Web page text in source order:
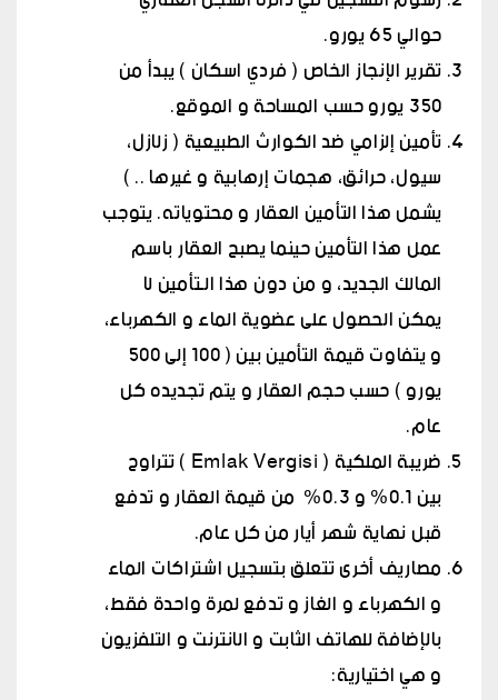
حوالي 65 يورو.
تقرير الإنجاز الخاص ( فردي اسكان ) يبدأ من
350 يورو حسب المساحة و الموقع.
تأمين إلزامي ضد الكوارث الطبيعية ( زلازل،
سيول، حرائق، هجمات إرهابية و غيرها .. )
يشمل هذا التأمين العقار و محتوياته. يتوجب
عمل هذا التأمين حينما يصبح العقار باسم
المالك الجديد، و من دون هذا الـتأمين لا
يمكن الحصول على عضوية الماء و الكهرباء،
و يتفاوت قيمة التأمين بين ( 100 إلى 500
يورو ) حسب حجم العقار و يتم تجديده كل
عام.
ضريبة الملكية ( Emlak Vergisi ) تتراوح
بين 0.1% و 0.3% من قيمة العقار و تدفع
قبل نهاية شهر أيار من كل عام.
مصاريف أخرى تتعلق بتسجيل اشتراكات الماء
و الكهرباء و الغاز و تدفع لمرة واحدة فقط،
بالإضافة للهاتف الثابت و الانترنت و التلفزيون
و هي اختيارية: